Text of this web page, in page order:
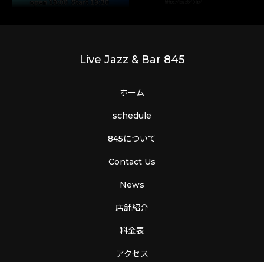
Live Jazz & Bar 845
ホーム
schedule
845について
Contact Us
News
店舗紹介
料金表
アクセス